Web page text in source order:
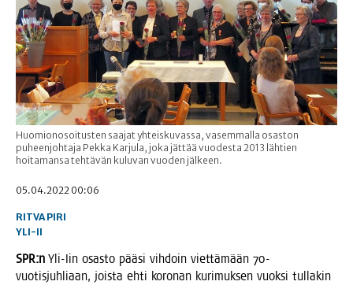
Huomionosoitusten saajat yhteiskuvassa, vasemmalla osaston
puheenjohtaja Pekka Karjula, joka jättää vuodesta 2013 lähtien
hoitamansa tehtävän kuluvan vuoden jälkeen.
05.04.2022 00:06
RITVA PIRI
YLI-II
SPR:n Yli-Iin osas­to pää­si vih­doin viet­tä­mään 70-
vuo­tis­juh­li­aan, jois­ta ehti koro­nan kuri­muk­sen vuok­si tul­la­kin